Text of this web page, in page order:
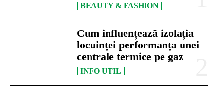
BEAUTY & FASHION
Cum influențează izolația
locuinței performanța unei
centrale termice pe gaz
INFO UTIL